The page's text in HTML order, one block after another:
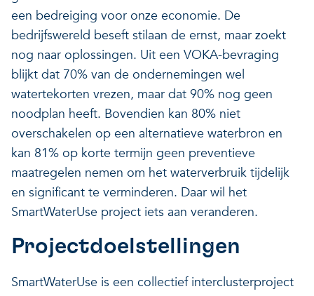
een bedreiging voor onze economie. De
bedrijfswereld beseft stilaan de ernst, maar zoekt
nog naar oplossingen. Uit een VOKA-bevraging
blijkt dat 70% van de ondernemingen wel
watertekorten vrezen, maar dat 90% nog geen
noodplan heeft. Bovendien kan 80% niet
overschakelen op een alternatieve waterbron en
kan 81% op korte termijn geen preventieve
maatregelen nemen om het waterverbruik tijdelijk
en significant te verminderen. Daar wil het
SmartWaterUse project iets aan veranderen.
Projectdoelstellingen
SmartWaterUse is een collectief interclusterproject